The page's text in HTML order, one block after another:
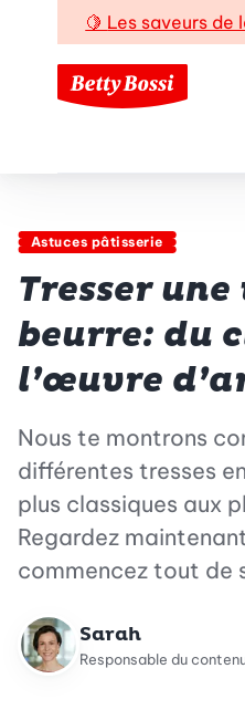
🍋 Les saveurs de
Astuces pâtisserie
Tresser
beurre: du
l’œuvre
Nous te montrons
différentes tresses
plus classiques aux
Regardez
commencez tout de
Sarah
Responsable du